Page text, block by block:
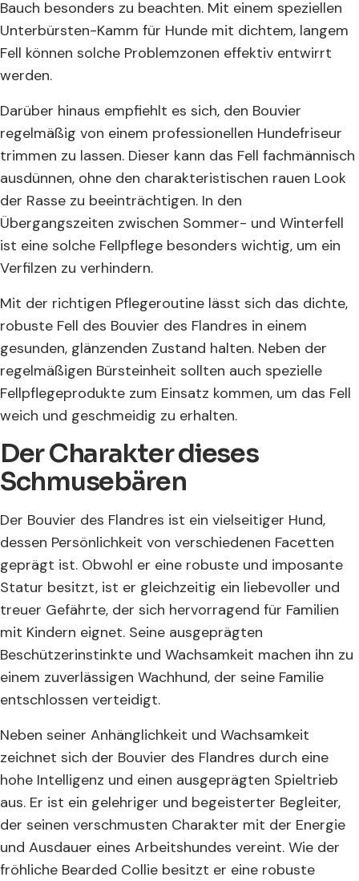
Bauch besonders zu beachten. Mit einem speziellen
Unterbürsten-Kamm für Hunde mit dichtem, langem
Fell können solche Problemzonen effektiv entwirrt
werden.
Darüber hinaus empfiehlt es sich, den Bouvier
regelmäßig von einem professionellen Hundefriseur
trimmen zu lassen. Dieser kann das Fell fachmännisch
ausdünnen, ohne den charakteristischen rauen Look
der Rasse zu beeinträchtigen. In den
Übergangszeiten zwischen Sommer- und Winterfell
ist eine solche Fellpflege besonders wichtig, um ein
Verfilzen zu verhindern.
Mit der richtigen Pflegeroutine lässt sich das dichte,
robuste Fell des Bouvier des Flandres in einem
gesunden, glänzenden Zustand halten. Neben der
regelmäßigen Bürsteinheit sollten auch spezielle
Fellpflegeprodukte zum Einsatz kommen, um das Fell
weich und geschmeidig zu erhalten.
Der Charakter dieses
Schmusebären
Der Bouvier des Flandres ist ein vielseitiger Hund,
dessen Persönlichkeit von verschiedenen Facetten
geprägt ist. Obwohl er eine robuste und imposante
Statur besitzt, ist er gleichzeitig ein liebevoller und
treuer Gefährte, der sich hervorragend für Familien
mit Kindern eignet. Seine ausgeprägten
Beschützerinstinkte und Wachsamkeit machen ihn zu
einem zuverlässigen Wachhund, der seine Familie
entschlossen verteidigt.
Neben seiner Anhänglichkeit und Wachsamkeit
zeichnet sich der Bouvier des Flandres durch eine
hohe Intelligenz und einen ausgeprägten Spieltrieb
aus. Er ist ein gelehriger und begeisterter Begleiter,
der seinen verschmusten Charakter mit der Energie
und Ausdauer eines Arbeitshundes vereint. Wie der
fröhliche Bearded Collie besitzt er eine robuste